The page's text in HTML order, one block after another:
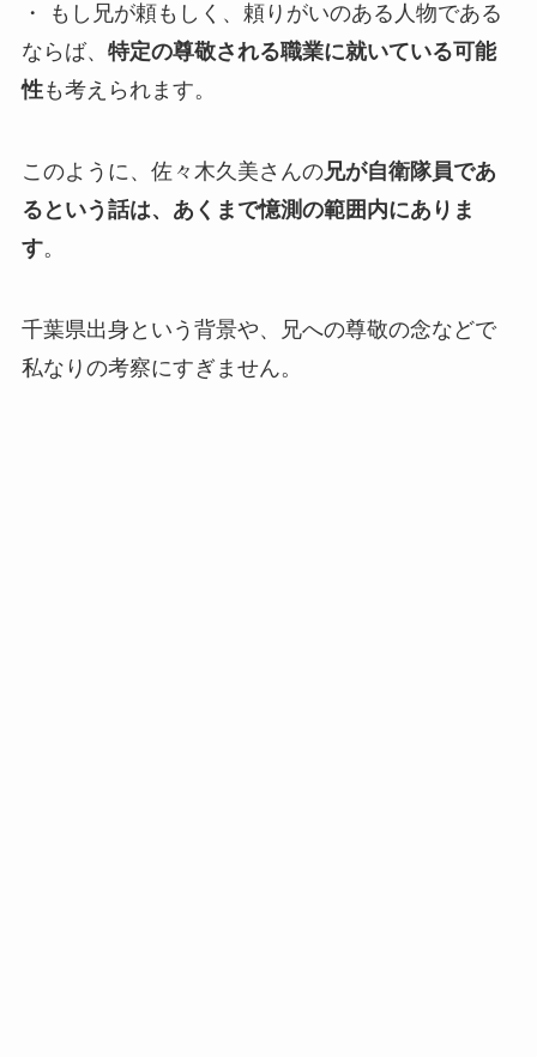
・ もし兄が頼もしく、頼りがいのある人物である
ならば、 特定の尊敬される職業に就いている可能
性も考えられます。
このように、佐々木久美さんの兄が自衛隊員であ
るという話は、あくまで憶測の範囲内にありま
す。
千葉県出身という背景や、兄への尊敬の念などで
私なりの考察にすぎません。